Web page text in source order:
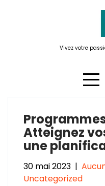
Vivez votre
Étiquette :
avancés
Atteignez
une
30 mai 2023 |
Uncategorized